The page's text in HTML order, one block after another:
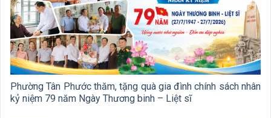
Phường Tân Phước thăm, tặng quà gia đình chính sách nhân
kỷ niệm 79 năm Ngày Thương binh – Liệt sĩ